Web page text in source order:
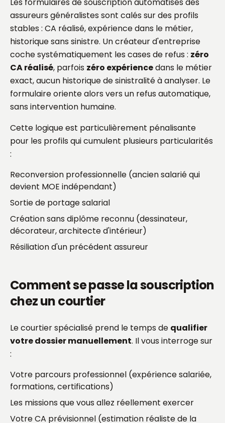
Les formulaires de souscription automatisés des
assureurs généralistes sont calés sur des profils
stables : CA réalisé, expérience dans le métier,
historique sans sinistre. Un créateur d'entreprise
coche systématiquement les cases de refus : zéro
CA réalisé, parfois zéro expériencedans le métier
exact, aucun historique de sinistralité à analyser. Le
formulaire oriente alors vers un refus automatique,
sans intervention humaine.
Cette logique est particulièrement pénalisante
pour les profils qui cumulent plusieurs particularités
:
Reconversion professionnelle (ancien salarié qui
devient MOE indépendant)
Sortie de portage salarial
Création sans diplôme reconnu (dessinateur,
décorateur, architecte d'intérieur)
Résiliation d'un précédent assureur
Comment se passe la souscription
chez un courtier
Le courtier spécialisé prend le temps de qualifier
votre dossier manuellement. Il vous interroge sur
:
Votre parcours professionnel (expérience salariée,
formations, certifications)
Les missions que vous allez réellement exercer
Votre CA prévisionnel (estimation réaliste de la